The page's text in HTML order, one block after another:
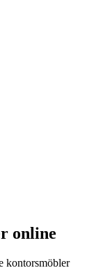
online
kontorsmöbler